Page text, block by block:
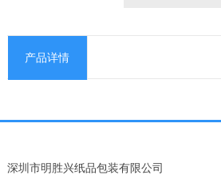
产品详情
深圳市明胜兴纸品包装有限公司